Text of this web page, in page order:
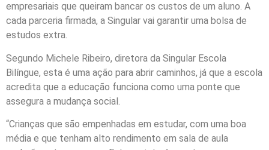
empresariais que queiram bancar os custos de um aluno. A
cada parceria firmada, a Singular vai garantir uma bolsa de
estudos extra.
Segundo Michele Ribeiro, diretora da Singular Escola
Bilíngue, esta é uma ação para abrir caminhos, já que a escola
acredita que a educação funciona como uma ponte que
assegura a mudança social.
“Crianças que são empenhadas em estudar, com uma boa
média e que tenham alto rendimento em sala de aula